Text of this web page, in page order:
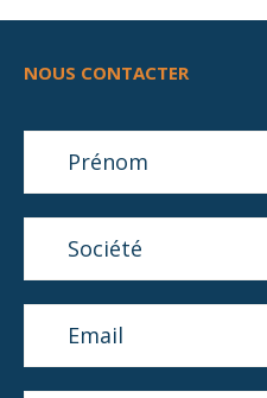
NOUS CONTACTER